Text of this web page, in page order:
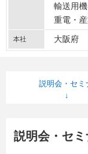
輸送用
重電・
本社 大阪府
説明会・セミ
説明会・セミ